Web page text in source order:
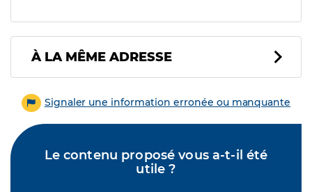
À LA MÊME ADRESSE
Signaler une information erronée ou manquante
Le contenu proposé vous a-t-il été
utile ?